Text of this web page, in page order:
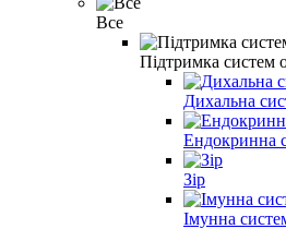
Все
Підтримка систем
Дихальна
Ендокринна
Зір
Імунна